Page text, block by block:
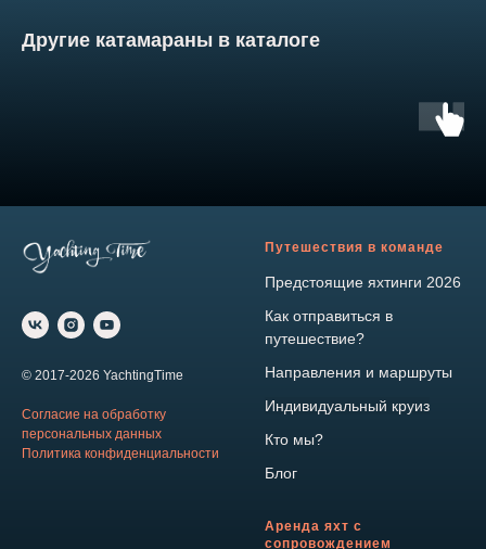
Другие катамараны в каталоге
© 2017-2026 YachtingTime
Согласие на обработку
персональных данных
Политика конфиденциальности
Путешествия в команде
Предстоящие яхтинги 2026
Как отправиться в
путешествие?
Направления и маршруты
Индивидуальный круиз
Кто мы?
Блог
Аренда яхт с
сопровождением